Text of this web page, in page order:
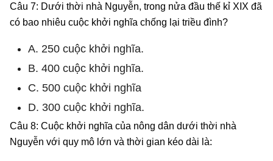
Câu 7: Dưới thời nhà Nguyễn, trong nửa đầu thế kỉ XIX đã
có bao nhiêu cuộc khởi nghĩa chống lại triều đình?
A. 250 cuộc khởi nghĩa.
B. 400 cuộc khởi nghĩa.
C. 500 cuộc khởi nghĩa
D. 300 cuộc khởi nghĩa.
Câu 8: Cuộc khởi nghĩa của nông dân dưới thời nhà
Nguyễn với quy mô lớn và thời gian kéo dài là: